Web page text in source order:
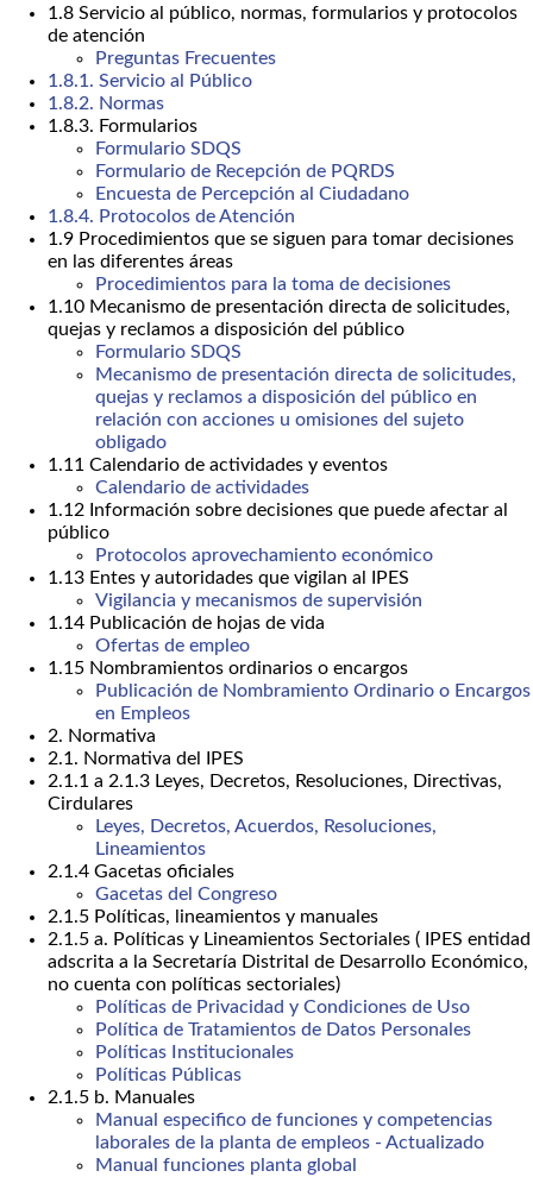
1.8 Servicio al público, normas, formularios y protocolos
de atención
Preguntas Frecuentes
1.8.1. Servicio al Público
1.8.2. Normas
1.8.3. Formularios
Formulario SDQS
Formulario de Recepción de PQRDS
Encuesta de Percepción al Ciudadano
1.8.4. Protocolos de Atención
1.9 Procedimientos que se siguen para tomar decisiones
en las diferentes áreas
Procedimientos para la toma de decisiones
1.10 Mecanismo de presentación directa de solicitudes,
quejas y reclamos a disposición del público
Formulario SDQS
Mecanismo de presentación directa de solicitudes,
quejas y reclamos a disposición del público en
relación con acciones u omisiones del sujeto
obligado
1.11 Calendario de actividades y eventos
Calendario de actividades
1.12 Información sobre decisiones que puede afectar al
público
Protocolos aprovechamiento económico
1.13 Entes y autoridades que vigilan al IPES
Vigilancia y mecanismos de supervisión
1.14 Publicación de hojas de vida
Ofertas de empleo
1.15 Nombramientos ordinarios o encargos
Publicación de Nombramiento Ordinario o Encargos
en Empleos
2. Normativa
2.1. Normativa del IPES
2.1.1 a 2.1.3 Leyes, Decretos, Resoluciones, Directivas,
Cirdulares
Leyes, Decretos, Acuerdos, Resoluciones,
Lineamientos
2.1.4 Gacetas oficiales
Gacetas del Congreso
2.1.5 Políticas, lineamientos y manuales
2.1.5 a. Políticas y Lineamientos Sectoriales ( IPES entidad
adscrita a la Secretaría Distrital de Desarrollo Económico,
no cuenta con políticas sectoriales)
Políticas de Privacidad y Condiciones de Uso
Política de Tratamientos de Datos Personales
Políticas Institucionales
Políticas Públicas
2.1.5 b. Manuales
Manual especifico de funciones y competencias
laborales de la planta de empleos - Actualizado
Manual funciones planta global